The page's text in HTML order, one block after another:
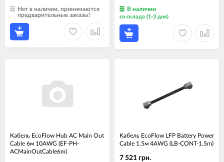
Нет в наличии, принимаются
предварительные заказы!
В наличии
со склада (1-3 дня)
Кабель EcoFlow Hub AC Main Out
Cable 6м 10AWG (EF-PH-
ACMainOutCable6m)
Кабель EcoFlow LFP Battery Power
Cable 1.5м 4AWG (LB-CONT-1.5m)
7 521 грн.